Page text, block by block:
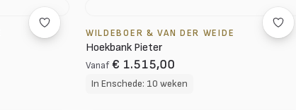
WILDEBOER & VAN DER WEIDE
Hoekbank Pieter
Vanaf € 1.515,00
In Enschede: 10 weken